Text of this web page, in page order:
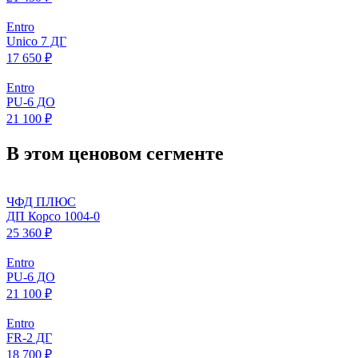
Entro
Unico 7 ДГ
17 650 ₽
Entro
PU-6 ДО
21 100 ₽
В этом ценовом сегменте
ЧФД ПЛЮС
ДП Корсо 1004-0
25 360 ₽
Entro
PU-6 ДО
21 100 ₽
Entro
FR-2 ДГ
18 700 ₽